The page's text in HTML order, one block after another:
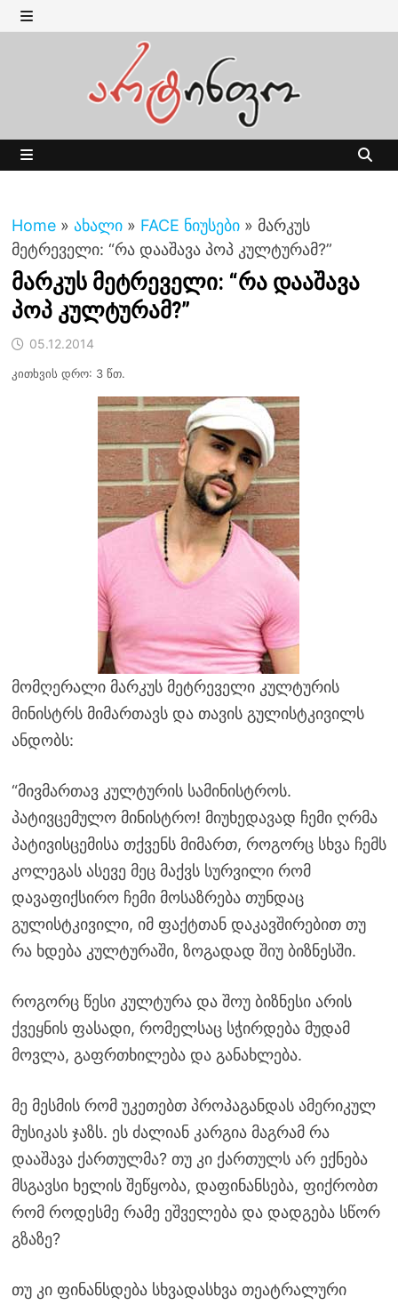
Skip
to MENU
Home » ახალი » FACE ნიუსები » მარკუს
მეტრეველი: “რა დააშავა პოპ კულტურამ?”
მარკუს მეტრეველი: “რა დააშავა
პოპ კულტურამ?”
05.12.2014
კითხვის დრო: 3 წთ.
მომღერალი მარკუს მეტრეველი კულტურის
მინისტრს მიმართავს და თავის გულისტკივილს
ანდობს:
“მივმართავ კულტურის სამინისტროს.
პატივცემულო მინისტრო! მიუხედავად ჩემი ღრმა
პატივისცემისა თქვენს მიმართ, როგორც სხვა ჩემს
კოლეგას ასევე მეც მაქვს სურვილი რომ
დავაფიქსირო ჩემი მოსაზრება თუნდაც
გულისტკივილი, იმ ფაქტთან დაკავშირებით თუ
რა ხდება კულტურაში, ზოგადად შიუ ბიზნესში.
როგორც წესი კულტურა და შოუ ბიზნესი არის
ქვეყნის ფასადი, რომელსაც სჭირდება მუდამ
მოვლა, გაფრთხილება და განახლება.
მე მესმის რომ უკეთებთ პროპაგანდას ამერიკულ
მუსიკას ჯაზს. ეს ძალიან კარგია მაგრამ რა
დააშავა ქართულმა? თუ კი ქართულს არ ექნება
მსგავსი ხელის შეწყობა, დაფინანსება, ფიქრობთ
რომ როდესმე რამე ეშველება და დადგება სწორ
გზაზე?
თუ კი ფინანსდება სხვადასხვა თეატრალური